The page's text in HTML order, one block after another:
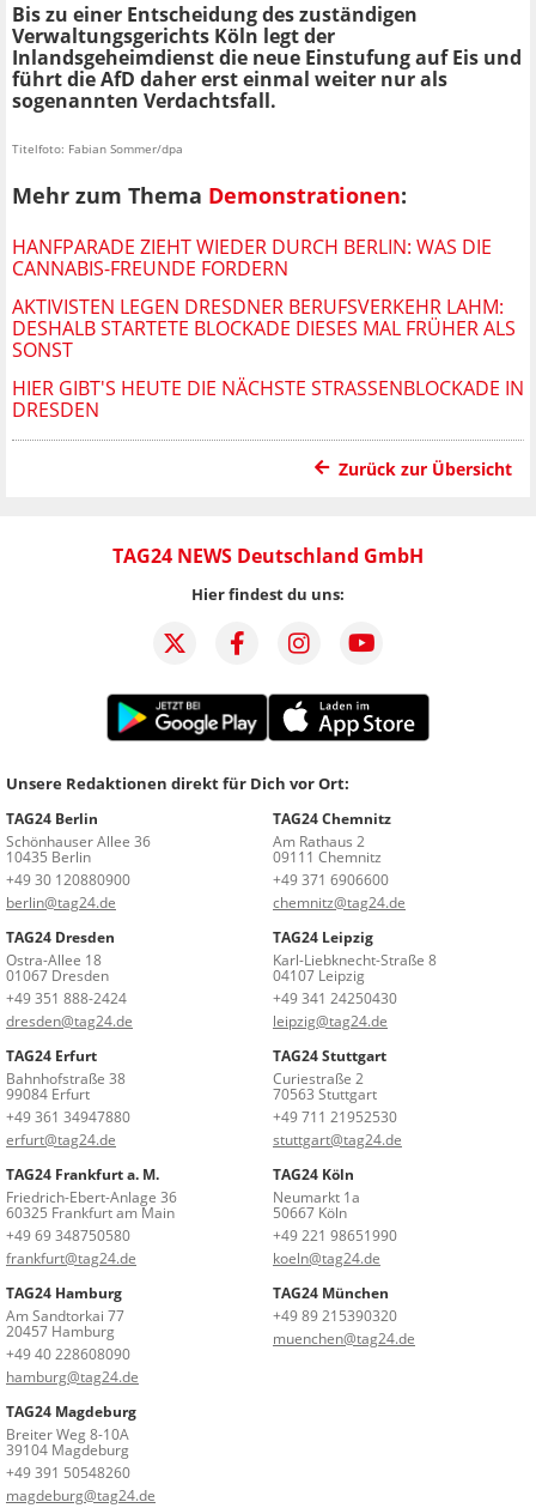
Bis zu einer Entscheidung des zuständigen
Verwaltungsgerichts Köln legt der
Inlandsgeheimdienst die neue Einstufung auf Eis und
führt die AfD daher erst einmal weiter nur als
sogenannten Verdachtsfall.
Titelfoto: Fabian Sommer/dpa
Mehr zum Thema Demonstrationen:
HANFPARADE ZIEHT WIEDER DURCH BERLIN: WAS DIE
CANNABIS-FREUNDE FORDERN
AKTIVISTEN LEGEN DRESDNER BERUFSVERKEHR LAHM:
DESHALB STARTETE BLOCKADE DIESES MAL FRÜHER ALS
SONST
HIER GIBT'S HEUTE DIE NÄCHSTE STRASSENBLOCKADE IN D
RESDEN
Zurück zur Übersicht
TAG24 NEWS Deutschland GmbH
Hier findest du uns:
Unsere Redaktionen direkt für Dich vor Ort:
TAG24 Berlin
Schönhauser Allee 36
10435 Berlin
+49 30 120880900
berlin@tag24.de
TAG24 Chemnitz
Am Rathaus 2
09111 Chemnitz
+49 371 6906600
chemnitz@tag24.de
TAG24 Dresden
Ostra-Allee 18
01067 Dresden
+49 351 888-2424
dresden@tag24.de
TAG24 Leipzig
Karl-Liebknecht-Straße 8
04107 Leipzig
+49 341 24250430
leipzig@tag24.de
TAG24 Erfurt
Bahnhofstraße 38
99084 Erfurt
+49 361 34947880
erfurt@tag24.de
TAG24 Stuttgart
Curiestraße 2
70563 Stuttgart
+49 711 21952530
stuttgart@tag24.de
TAG24 Frankfurt a. M.
Friedrich-Ebert-Anlage 36
60325 Frankfurt am Main
+49 69 348750580
frankfurt@tag24.de
TAG24 Köln
Neumarkt 1a
50667 Köln
+49 221 98651990
koeln@tag24.de
TAG24 Hamburg
Am Sandtorkai 77
20457 Hamburg
+49 40 228608090
hamburg@tag24.de
TAG24 München
+49 89 215390320
muenchen@tag24.de
TAG24 Magdeburg
Breiter Weg 8-10A
39104 Magdeburg
+49 391 50548260
magdeburg@tag24.de